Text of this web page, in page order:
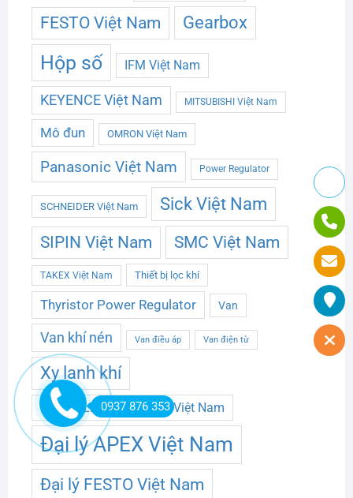
FESTO Việt Nam Gearbox
Hộp số IFM Việt Nam
KEYENCE Việt Nam MITSUBISHI Việt Nam
Mô đun OMRON Việt Nam
Panasonic Việt Nam Power Regulator
SCHNEIDER Việt Nam Sick Việt Nam
SIPIN Việt Nam SMC Việt Nam
TAKEX Việt Nam Thiết bị lọc khí
Thyristor Power Regulator Van
Van khí nén Van điều áp Van điện từ
Xy lanh khí
Đại lý ALLEN BRADLEY Việt Nam
Đại lý APEX Việt Nam
Đại lý FESTO Việt Nam
0937 876 353